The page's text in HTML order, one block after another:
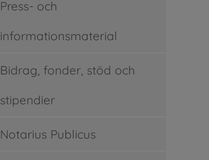
Press- och
informationsmaterial
Bidrag, fonder, stöd och
stipendier
Notarius Publicus